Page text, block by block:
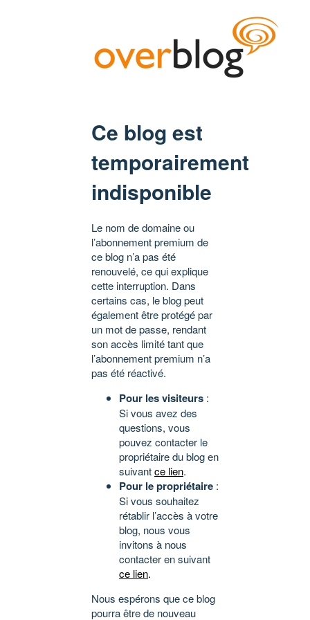
Ce blog est
temporairement
indisponible
Le nom de domaine ou
l’abonnement premium de
ce blog n’a pas été
renouvelé, ce qui explique
cette interruption. Dans
certains cas, le blog peut
également être protégé par
un mot de passe, rendant
son accès limité tant que
l’abonnement premium n’a
pas été réactivé.
Pour les visiteurs :
Si vous avez des
questions, vous
pouvez contacter le
propriétaire du blog en
suivantce lien.
Pour le propriétaire :
Si vous souhaitez
rétablir l’accès à votre
blog, nous vous
invitons à nous
contacter en suivant
ce lien.
Nous espérons que ce blog
pourra être de nouveau